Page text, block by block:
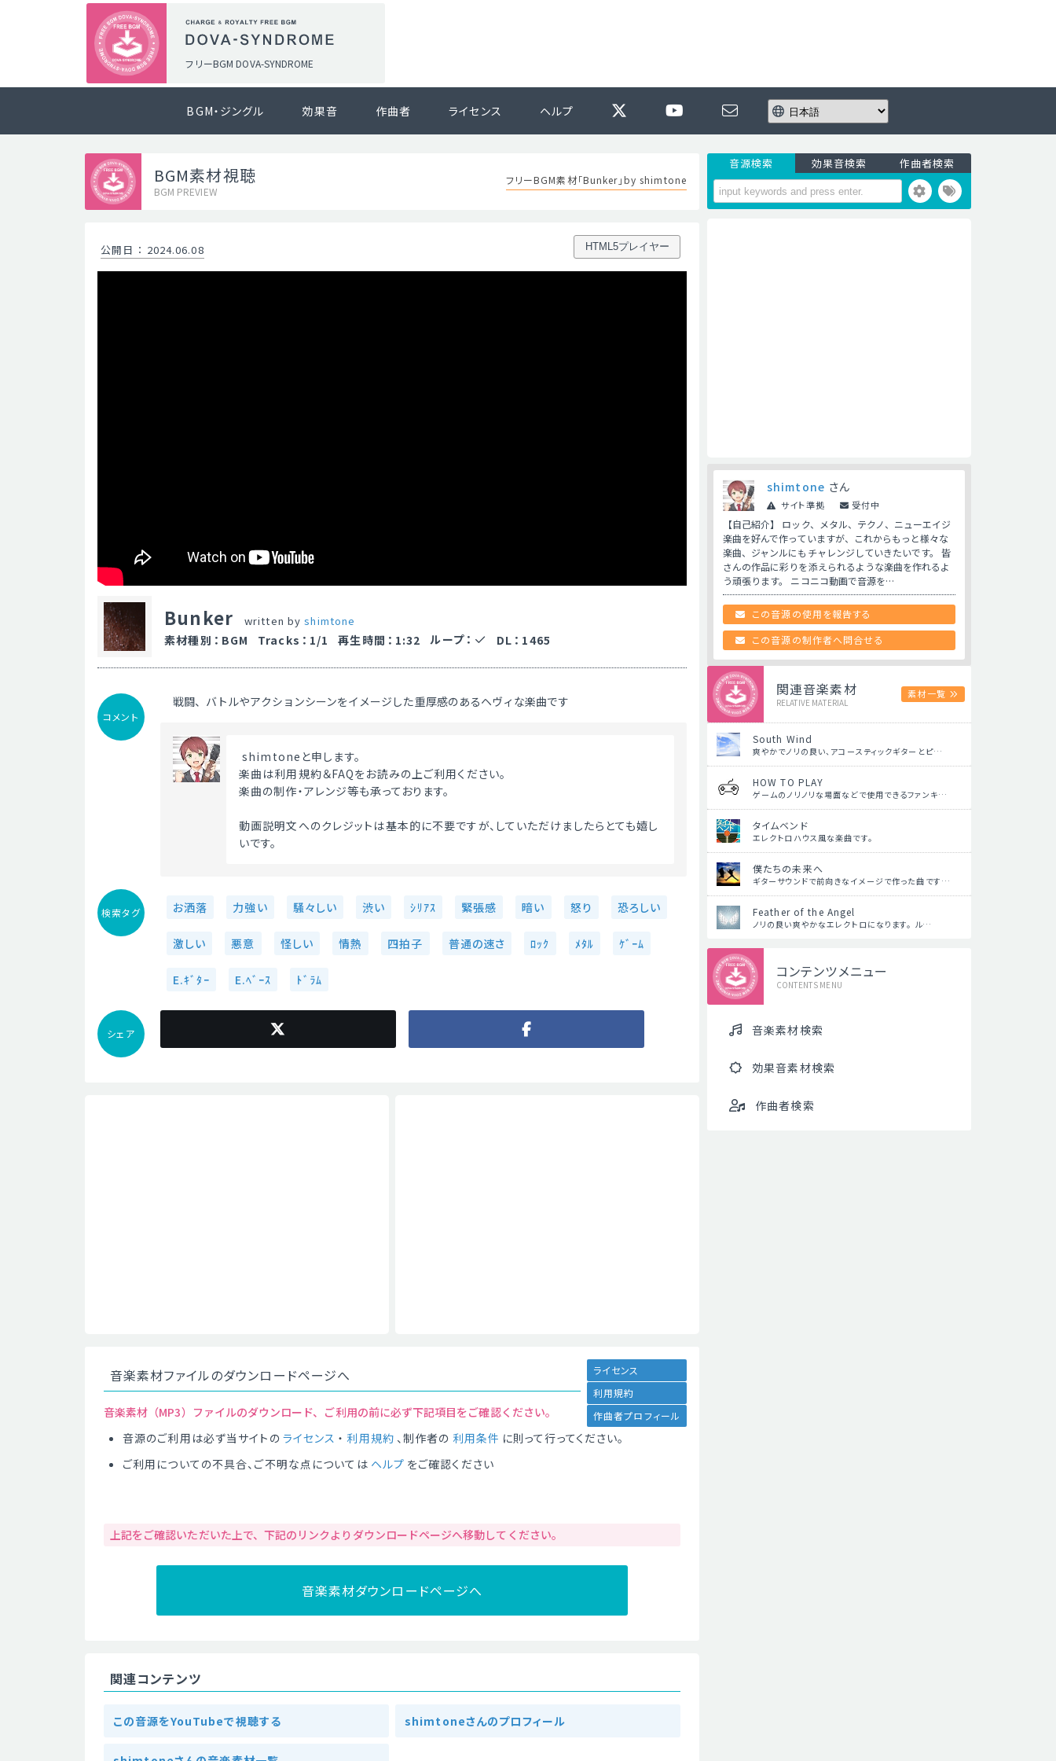
フリーBGM DOVA-SYNDROME
BGM・ジングル 効果音 作曲者 ライセンス ヘルプ
BGM素材視聴
BGM PREVIEW
フリーBGM素材「Bunker」by shimtone
公開日 ： 2024.06.08 HTML5プレイヤー
Bunker written byshimtone
素材種別 ： BGM Tracks ： 1/1 再生時間 ： 1:32 ループ ： DL ： 1465
コメント
戦闘、バトルやアクションシーンをイメージした重厚感のあるヘヴィな楽曲です
shimtoneと申します。
楽曲は利用規約＆FAQをお読みの上ご利用ください。
楽曲の制作・アレンジ等も承っております。
動画説明文へのクレジットは基本的に不要ですが、していただけましたらとても嬉し
いです。
検索タグ お洒落 力強い 騒々しい 渋い ｼﾘｱｽ 緊張感 暗い 怒り 恐ろしい
激しい 悪意 怪しい 情熱 四拍子 普通の速さ ﾛｯｸ ﾒﾀﾙ ｹﾞｰﾑ
E.ｷﾞﾀｰ E.ﾍﾞｰｽ ﾄﾞﾗﾑ
シェア
音楽素材ファイルのダウンロードページへ
ライセンス
利用規約
作曲者プロフィール
音楽素材（MP3）ファイルのダウンロード、ご利用の前に必ず下記項目をご確認ください。
音源のご利用は必ず当サイトの ライセンス ・ 利用規約 、制作者の 利用条件 に則って行ってください。
ご利用についての不具合、ご不明な点については ヘルプ をご確認ください
上記をご確認いただいた上で、下記のリンクよりダウンロードページへ移動してください。
音楽素材ダウンロードページへ
関連コンテンツ
この音源をYouTubeで視聴する shimtoneさんのプロフィール
音源検索 効果音検索 作曲者検索
shimtone さん
サイト準拠 受付中
【自己紹介】 ロック、メタル、テクノ、ニューエイジ
楽曲を好んで作っていますが、これからもっと様々な
楽曲、ジャンルにもチャレンジしていきたいです。 皆
さんの作品に彩りを添えられるような楽曲を作れるよ
う頑張ります。 ニコニコ動画で音源を…
この音源の使用を報告する
この音源の制作者へ問合せる
関連音楽素材
RELATIVE MATERIAL
素材一覧
South Wind
爽やかでノリの良い、アコースティックギターとピ…
HOW TO PLAY
ゲームのノリノリな場面などで使用できるファンキ…
タイムベンド
エレクトロハウス風な楽曲です。
僕たちの未来へ
ギターサウンドで前向きなイメージで作った曲です…
Feather of the Angel
ノリの良い爽やかなエレクトロになります。 ル…
コンテンツメニュー
CONTENTS MENU
音楽素材検索
効果音素材検索
作曲者検索